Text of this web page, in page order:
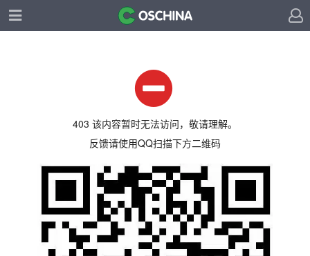
403 该内容暂时无法访问，敬请理解。
反馈请使用QQ扫描下方二维码